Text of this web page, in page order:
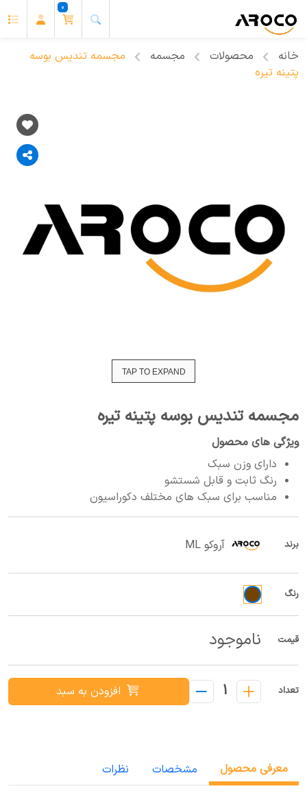
0
خانه محصولات مجسمه
مجسمه تندیس بوسه
پتینه تیره
TAP TO EXPAND
مجسمه تندیس بوسه پتینه تیره
ویژگی های محصول
دارای وزن سبک
رنگ ثابت و قابل شستشو
مناسب برای سبک های مختلف دکوراسیون
برند آروکو ML
رنگ
قیمت ناموجود
تعداد 1 افزودن به سبد
معرفی محصول مشخصات نظرات